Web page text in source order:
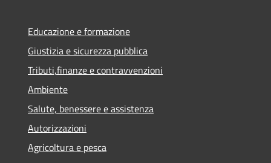
Educazione e formazione
Giustizia e sicurezza pubblica
Tributi,finanze e contravvenzioni
Ambiente
Salute, benessere e assistenza
Autorizzazioni
Agricoltura e pesca